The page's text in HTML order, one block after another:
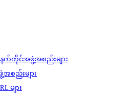
က်ကိုင်အဖွဲ့အစည်းများ
စည်းများ
များ